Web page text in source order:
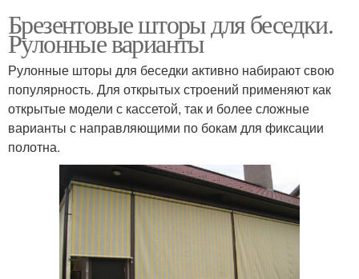
Брезентовые шторы для беседки.
Рулонные варианты
Рулонные шторы для беседки активно набирают свою
популярность. Для открытых строений применяют как
открытые модели с кассетой, так и более сложные
варианты с направляющими по бокам для фиксации
полотна.